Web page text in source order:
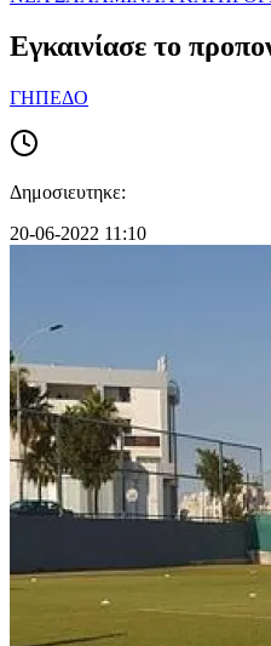
Εγκαινίασε το
ΓΗΠΕΔΟ
Δημοσιευτηκε:
20-06-2022 11:10